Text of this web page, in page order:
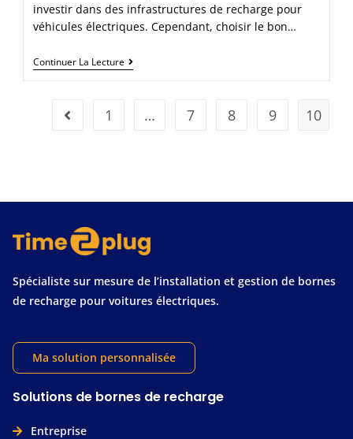
investir dans des infrastructures de recharge pour
véhicules électriques. Cependant, choisir le bon…
Continuer La Lecture
1 … 7 8 9 10
Spécialiste sur mesure de l’installation et gestion de bornes
de recharge pour voitures électriques.
Ma solution personnalisée
Solutions de bornes de recharge
Entreprise